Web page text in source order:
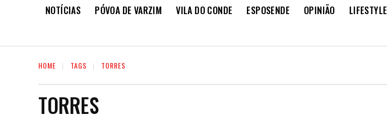
NOTÍCIAS PÓVOA DE VARZIM VILA DO CONDE ESPOSENDE OPINIÃO LIFESTYLE
HOME TAGS TORRES
TORRES